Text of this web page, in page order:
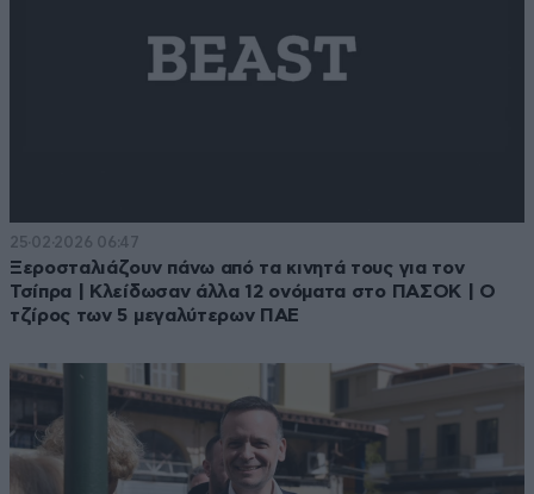
25·02·2026 06:47
Ξεροσταλιάζουν πάνω από τα κινητά τους για τον
Τσίπρα | Κλείδωσαν άλλα 12 ονόματα στο ΠΑΣΟΚ | Ο
τζίρος των 5 μεγαλύτερων ΠΑΕ